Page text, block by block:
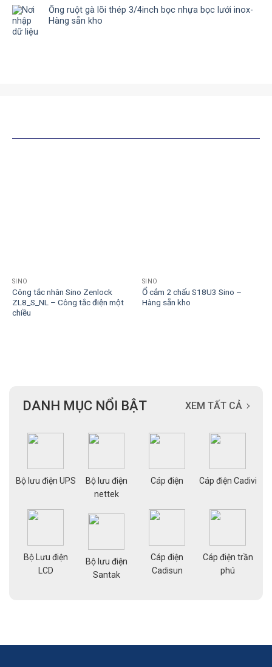
Ống ruột gà lõi thép 3/4inch bọc nhựa bọc lưới inox-
Hàng sẵn kho
SINO
Công tắc nhân Sino Zenlock
ZL8_S_NL – Công tắc điện một
chiều
SINO
Ổ cắm 2 chấu S18U3 Sino –
Hàng sẵn kho
DANH MỤC NỔI BẬT XEM TẤT CẢ
Bộ lưu điện UPS
Bộ Lưu điện
LCD
Bộ lưu điện
nettek
Bộ lưu điện
Santak
Cáp điện
Cáp điện
Cadisun
Cáp điện Cadivi
Cáp điện trần
phú